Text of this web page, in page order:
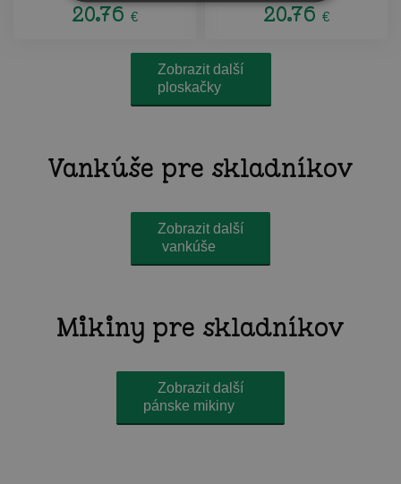
20.76 € 20.76 €
Zobrazit další
ploskačky
Vankúše pre skladníkov
Zobrazit další
vankúše
Mikiny pre skladníkov
Zobrazit další
pánske mikiny